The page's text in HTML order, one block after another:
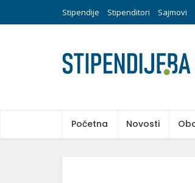
Stipendije Stipenditori Sajmovi
Početna Novosti